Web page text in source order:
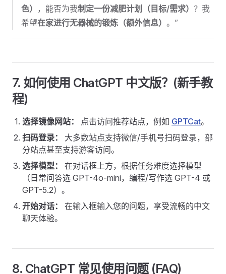
色）
，能否为我制定一份减肥计划（目标/需求） ？我
希望在家进行无器械的锻炼（额外信息） 。”
7. 如何使用 ChatGPT 中文版？(新手教
程)
选择镜像网站： 点击访问推荐站点，例如 GPTCat。
扫码登录：
大多数站点支持微信/手机号扫码登录，部
分站点甚至支持游客访问。
选择模型：
在对话框上方，根据任务难度选择模型
（日常问答选 GPT-4o-mini，编程/写作选 GPT-4 或
GPT-5.2）。
开始对话：
在输入框输入您的问题，享受流畅的中文
聊天体验。
8. ChatGPT 常见使用问题 (FAQ)